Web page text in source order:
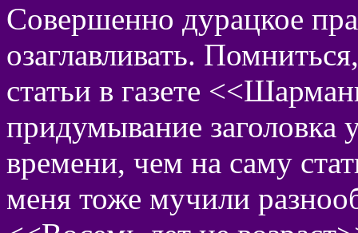
Совершенно дурацкое
озаглавливать.
статьи в газете
придумывание заголовка
времени, чем на саму
меня тоже мучили